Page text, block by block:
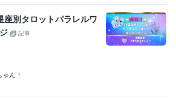
す。
ー2級
座別タロットパラレルワ
記事
ん！